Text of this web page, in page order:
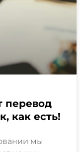
перевод
как есть!
мы